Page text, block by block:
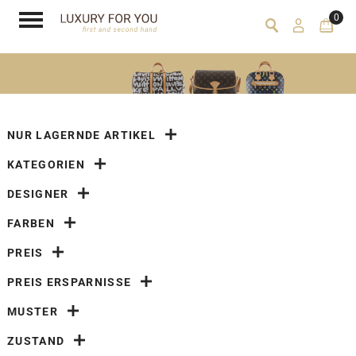
0
NUR LAGERNDE ARTIKEL
KATEGORIEN
DESIGNER
FARBEN
PREIS
PREIS ERSPARNISSE
MUSTER
ZUSTAND